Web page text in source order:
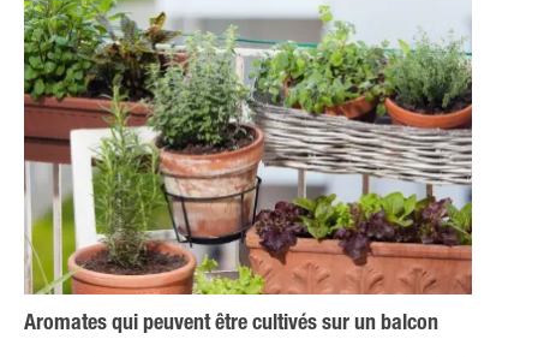
Aromates qui peuvent être cultivés sur un balcon